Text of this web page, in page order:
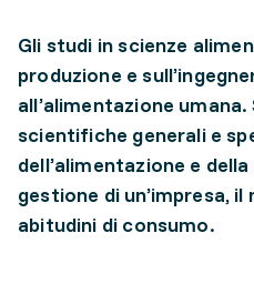
Gli studi in scienze
produzione e
all’alimentazione
scientifiche generali e
dell’alimentazione e
gestione di un’impresa,
abitudini di consumo.